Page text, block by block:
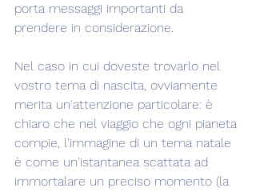
porta messaggi importanti da
prendere in considerazione.
Nel caso in cui doveste trovarlo nel
vostro tema di nascita, ovviamente
merita un'attenzione particolare: è
chiaro che nel viaggio che ogni pianeta
compie, l'immagine di un tema natale
è come un'istantanea scattata ad
immortalare un preciso momento (la